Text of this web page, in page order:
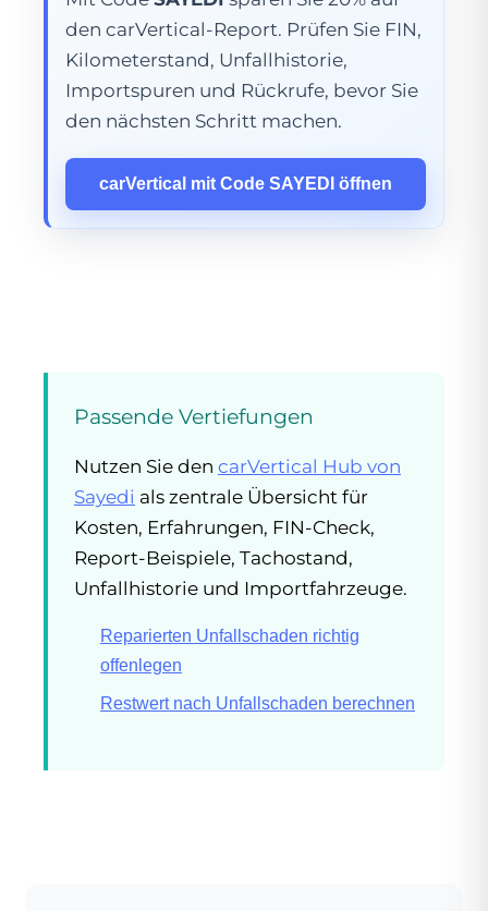
den carVertical-Report. Prüfen Sie FIN,
Kilometerstand, Unfallhistorie,
Importspuren und Rückrufe, bevor Sie
den nächsten Schritt machen.
carVertical mit Code SAYEDI öffnen
Passende Vertiefungen
Nutzen Sie den carVertical Hub von
Sayedi als zentrale Übersicht für
Kosten, Erfahrungen, FIN-Check,
Report-Beispiele, Tachostand,
Unfallhistorie und Importfahrzeuge.
Reparierten Unfallschaden richtig
offenlegen
Restwert nach Unfallschaden berechnen